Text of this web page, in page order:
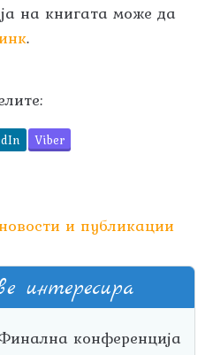
на книгата може да
.
Viber
и публикации
интересира